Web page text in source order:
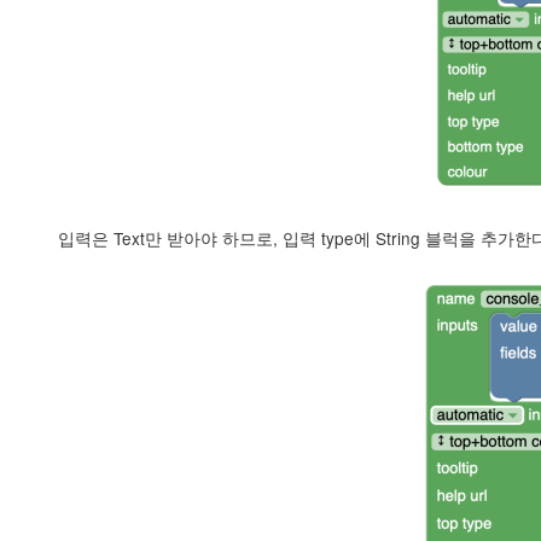
입력은 Text만 받아야 하므로, 입력 type에 String 블럭을 추가한